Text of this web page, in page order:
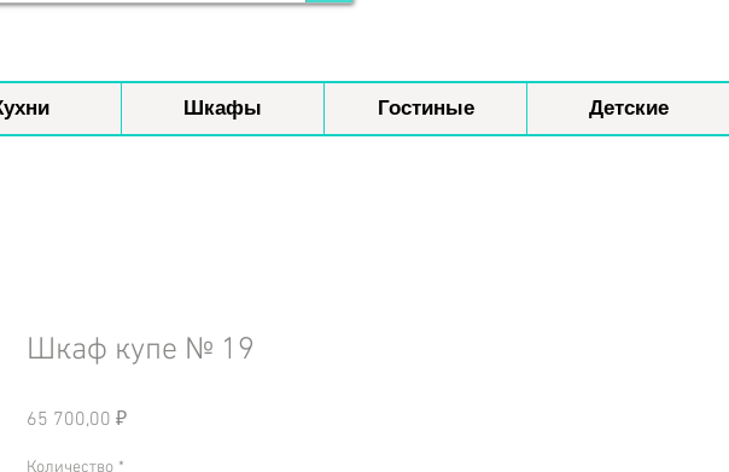
Шкафы Гостиные Детские
Шкаф купе № 19
65 700,00 ₽Цена
Количество *